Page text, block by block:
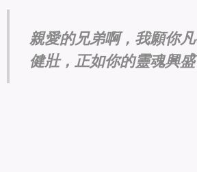
親愛的兄弟啊，我願你
健壯，正如你的靈魂興盛